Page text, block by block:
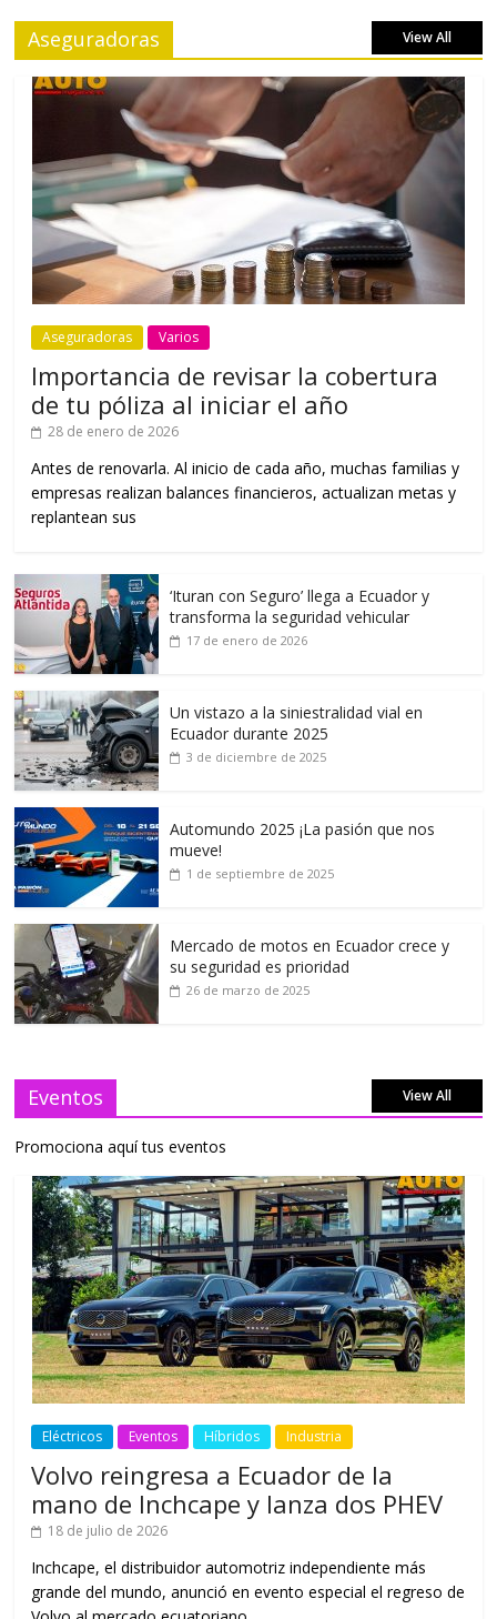
Aseguradoras View All
Aseguradoras Varios
Importancia de revisar la cobertura
de tu póliza al iniciar el año
28 de enero de 2026
Antes de renovarla. Al inicio de cada año, muchas familias y
empresas realizan balances financieros, actualizan metas y
replantean sus
‘Ituran con Seguro’ llega a Ecuador y
transforma la seguridad vehicular
17 de enero de 2026
Un vistazo a la siniestralidad vial en
Ecuador durante 2025
3 de diciembre de 2025
Automundo 2025 ¡La pasión que nos
mueve!
1 de septiembre de 2025
Mercado de motos en Ecuador crece y
su seguridad es prioridad
26 de marzo de 2025
Eventos View All
Promociona aquí tus eventos
Eléctricos Eventos Híbridos Industria
Volvo reingresa a Ecuador de la
mano de Inchcape y lanza dos PHEV
18 de julio de 2026
Inchcape, el distribuidor automotriz independiente más
grande del mundo, anunció en evento especial el regreso de